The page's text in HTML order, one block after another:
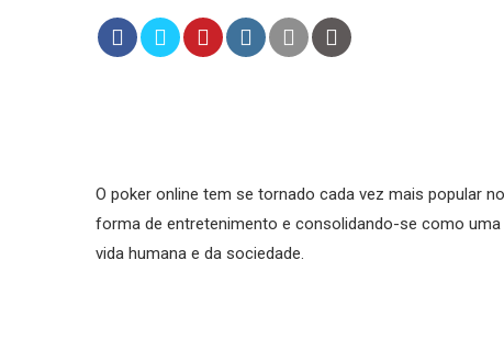
O poker online tem se tornado cada vez mais popular
forma de entretenimento e consolidando-se como
vida humana e da sociedade.